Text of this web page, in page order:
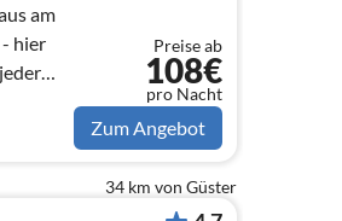
am
hier
Preise ab
108€
pro Nacht
Zum Angebot
34 km von Güster